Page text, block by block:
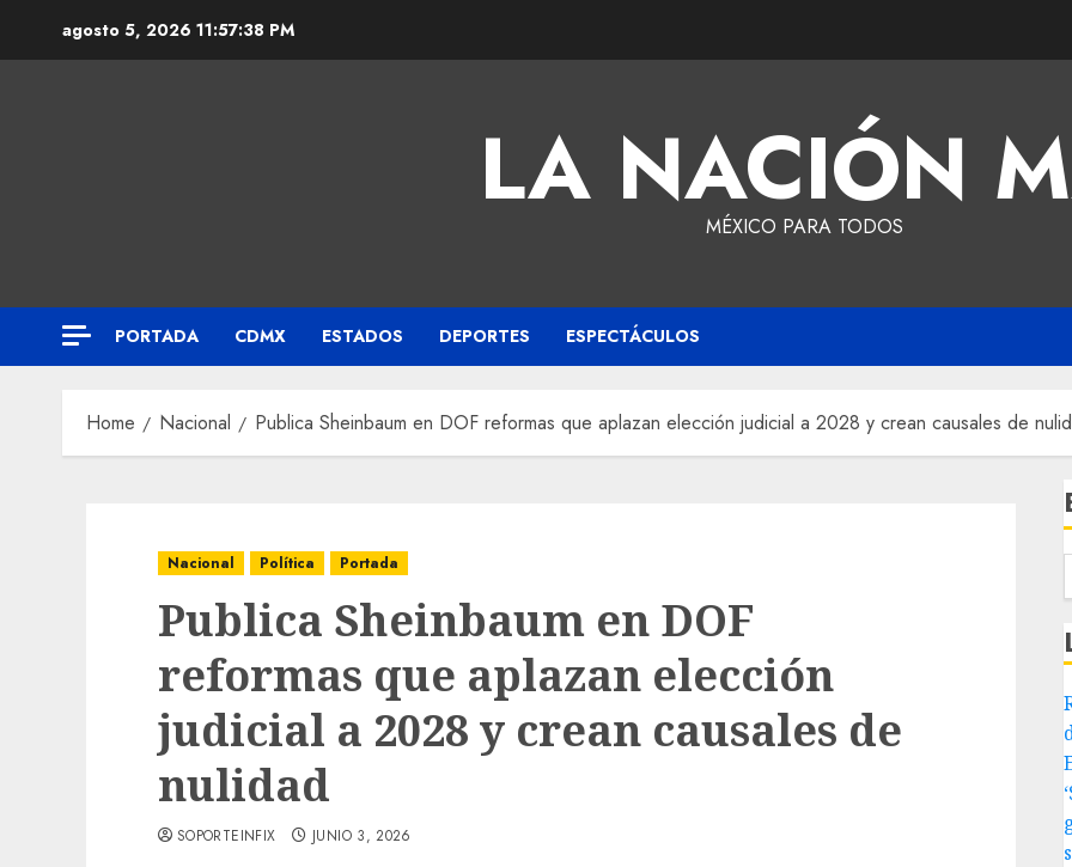
agosto 5, 2026 11:57:39 PM
LA NACIÓN
MÉXICO PARA TODOS
PORTADA CDMX ESTADOS DEPORTES ESPECTÁCULOS
Home Nacional Publica Sheinbaum en DOF reformas que aplazan elección judicial a 2028 y crean causales de
Nacional Política Portada
Publica Sheinbaum en DOF
reformas que aplazan elección
judicial a 2028 y crean causales de
nulidad
SOPORTEINFIX JUNIO 3, 2026